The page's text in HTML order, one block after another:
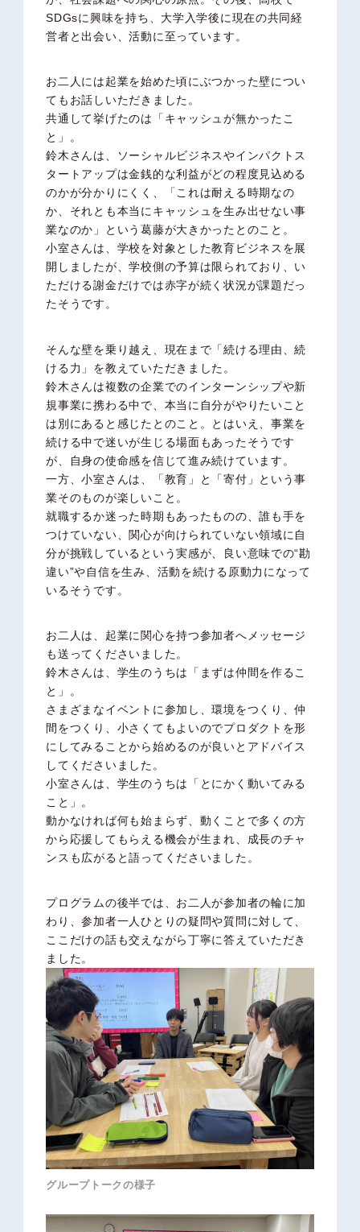
SDGsに興味を持ち、大学入学後に現在の共同経
営者と出会い、活動に至っています。
お二人には起業を始めた頃にぶつかった壁につい
てもお話しいただきました。
共通して挙げたのは「キャッシュが無かったこ
と」。
鈴木さんは、ソーシャルビジネスやインパクトス
タートアップは金銭的な利益がどの程度見込める
のかが分かりにくく、「これは耐える時期なの
か、それとも本当にキャッシュを生み出せない事
業なのか」という葛藤が大きかったとのこと。
小室さんは、学校を対象とした教育ビジネスを展
開しましたが、学校側の予算は限られており、い
ただける謝金だけでは赤字が続く状況が課題だっ
たそうです。
そんな壁を乗り越え、現在まで「続ける理由、続
ける力」を教えていただきました。
鈴木さんは複数の企業でのインターンシップや新
規事業に携わる中で、本当に自分がやりたいこと
は別にあると感じたとのこと。とはいえ、事業を
続ける中で迷いが生じる場面もあったそうです
が、自身の使命感を信じて進み続けています。
一方、小室さんは、「教育」と「寄付」という事
業そのものが楽しいこと。
就職するか迷った時期もあったものの、誰も手を
つけていない、関心が向けられていない領域に自
分が挑戦しているという実感が、良い意味での“勘
違い”や自信を生み、活動を続ける原動力になって
いるそうです。
お二人は、起業に関心を持つ参加者へメッセージ
も送ってくださいました。
鈴木さんは、学生のうちは「まずは仲間を作るこ
と」。
さまざまなイベントに参加し、環境をつくり、仲
間をつくり、小さくてもよいのでプロダクトを形
にしてみることから始めるのが良いとアドバイス
してくださいました。
小室さんは、学生のうちは「とにかく動いてみる
こと」。
動かなければ何も始まらず、動くことで多くの方
から応援してもらえる機会が生まれ、成長のチャ
ンスも広がると語ってくださいました。
プログラムの後半では、お二人が参加者の輪に加
わり、参加者一人ひとりの疑問や質問に対して、
ここだけの話も交えながら丁寧に答えていただき
ました。
グループトークの様子